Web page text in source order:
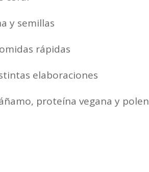
y semillas
rápidas
elaboraciones
proteína vegana y polen